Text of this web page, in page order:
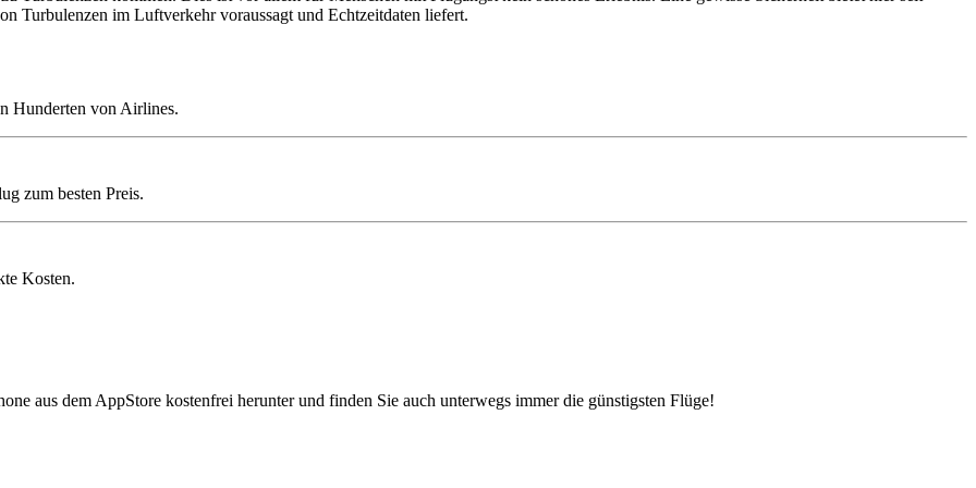
Turbulenzen im Luftverkehr voraussagt und Echtzeitdaten liefert.
Hunderten von Airlines.
zum besten Preis.
Kosten.
aus dem AppStore kostenfrei herunter und finden Sie auch unterwegs immer die günstigsten Flüge!